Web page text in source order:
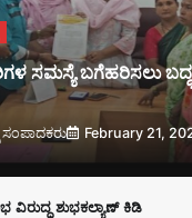
ಸಮಸ್ಯೆ ಬಗೆಹರಿಸಲು
February 21,
ವಿರುದ್ಧ ಶುಭಕಲ್ಯಾಣ್ ಕಿಡಿ